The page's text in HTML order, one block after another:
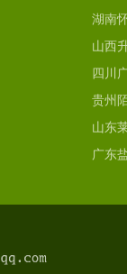
湖南
山西
四川
贵州
山东
广东